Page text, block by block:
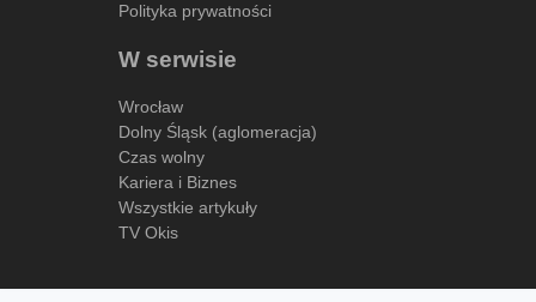
Polityka prywatności
W serwisie
Wrocław
Dolny Śląsk (aglomeracja)
Czas wolny
Kariera i Biznes
Wszystkie artykuły
TV Okis